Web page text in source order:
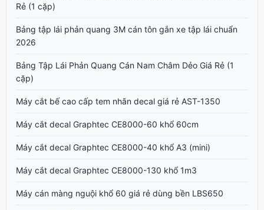
Rẻ (1 cặp)
Bảng tập lái phản quang 3M cán tôn gắn xe tập lái chuẩn
2026
Bảng Tập Lái Phản Quang Cán Nam Châm Dẻo Giá Rẻ (1
cặp)
Máy cắt bế cao cấp tem nhãn decal giá rẻ AST-1350
Máy cắt decal Graphtec CE8000-60 khổ 60cm
Máy cắt decal Graphtec CE8000-40 khổ A3 (mini)
Máy cắt decal Graphtec CE8000-130 khổ 1m3
Máy cán màng nguội khổ 60 giá rẻ dùng bền LBS650